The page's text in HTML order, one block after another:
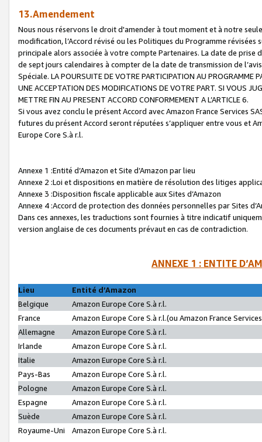
13.Amendement
Nous nous réservons le droit d'amender à tout moment et à notre
modification, l’Accord révisé ou les Politiques du Programme
principale alors associée à votre compte Partenaires. La date de
de sept jours calendaires à compter de la date de transmission de
Spéciale. LA POURSUITE DE VOTRE PARTICIPATION AU PROGRAMME
UNE ACCEPTATION DES MODIFICATIONS DE VOTRE PART. SI VOUS
METTRE FIN AU PRESENT ACCORD CONFORMEMENT A L’ARTICLE 6.
Si vous avez conclu le présent Accord avec Amazon France Services
futures du présent Accord seront réputées s’appliquer entre vous et
Europe Core S.à r.l.
Annexe 1 :Entité d’Amazon et Site d’Amazon par lieu
Annexe 2 :Loi et dispositions en matière de résolution des litiges
Annexe 3 :Disposition fiscale applicable aux Sites d’Amazon
Annexe 4 :Accord de protection des données personnelles par Sites
Dans ces annexes, les traductions sont fournies à titre indicatif
version anglaise de ces documents prévaut en cas de contradiction.
ANNEXE 1 : ENTITE
Lieu
Entité d’Amazon
Belgique
Amazon Europe Core S.à r.l.
France
Amazon Europe Core S.à r.l.(ou Amazon France
Allemagne
Amazon Europe Core S.à r.l.
Irlande
Amazon Europe Core S.à r.l.
Italie
Amazon Europe Core S.à r.l.
Pays-Bas
Amazon Europe Core S.à r.l.
Pologne
Amazon Europe Core S.à r.l.
Espagne
Amazon Europe Core S.à r.l.
Suède
Amazon Europe Core S.à r.l.
Royaume-Uni
Amazon Europe Core S.à r.l.